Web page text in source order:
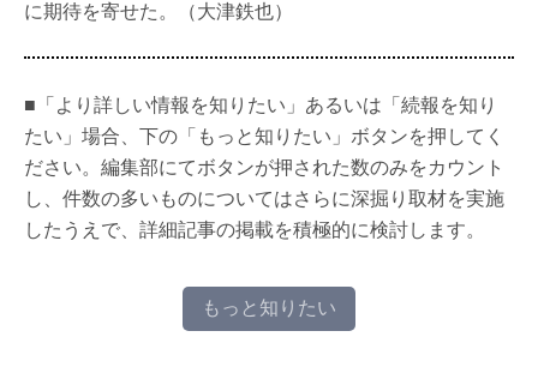
に期待を寄せた。（大津鉄也）
■「より詳しい情報を知りたい」あるいは「続報を知り
たい」場合、下の「もっと知りたい」ボタンを押してく
ださい。編集部にてボタンが押された数のみをカウント
し、件数の多いものについてはさらに深掘り取材を実施
したうえで、詳細記事の掲載を積極的に検討します。
もっと知りたい